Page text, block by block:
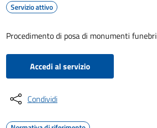
Servizio attivo
Procedimento di posa di monumenti funebri
Accedi al servizio
Condividi